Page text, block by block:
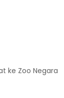
ke Zoo Negara